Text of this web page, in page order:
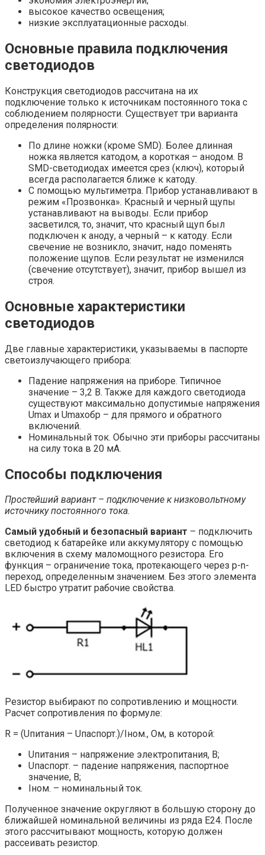
высокое качество освещения;
низкие эксплуатационные расходы.
Основные правила подключения
светодиодов
Конструкция светодиодов рассчитана на их
подключение только к источникам постоянного тока с
соблюдением полярности. Существует три варианта
определения полярности:
По длине ножки (кроме SMD). Более длинная
ножка является катодом, а короткая – анодом. В
SMD-светодиодах имеется срез (ключ), который
всегда располагается ближе к катоду.
С помощью мультиметра. Прибор устанавливают в
режим «Прозвонка». Красный и черный щупы
устанавливают на выводы. Если прибор
засветился, то, значит, что красный щуп был
подключен к аноду, а черный – к катоду. Если
свечение не возникло, значит, надо поменять
положение щупов. Если результат не изменился
(свечение отсутствует), значит, прибор вышел из
строя.
Основные характеристики
светодиодов
Две главные характеристики, указываемы в паспорте
светоизлучающего прибора:
Падение напряжения на приборе. Типичное
значение – 3,2 В. Также для каждого светодиода
существуют максимально допустимые напряжения
Umax и Umaxобр – для прямого и обратного
включений.
Номинальный ток. Обычно эти приборы рассчитаны
на силу тока в 20 мА.
Способы подключения
Простейший вариант – подключение к низковольтному
источнику постоянного тока.
Самый удобный и безопасный вариант – подключить
светодиод к батарейке или аккумулятору с помощью
включения в схему маломощного резистора. Его
функция – ограничение тока, протекающего через p-n-
переход, определенным значением. Без этого элемента
LED быстро утратит рабочие свойства.
Резистор выбирают по сопротивлению и мощности.
Расчет сопротивления по формуле:
R = (Uпитания – Uпаспорт.)/Iном., Ом, в которой:
Uпитания – напряжение электропитания, В;
Uпаспорт. – падение напряжения, паспортное
значение, В;
Iном. – номинальный ток.
Полученное значение округляют в большую сторону до
ближайшей номинальной величины из ряда Е24. После
этого рассчитывают мощность, которую должен
рассеивать резистор.